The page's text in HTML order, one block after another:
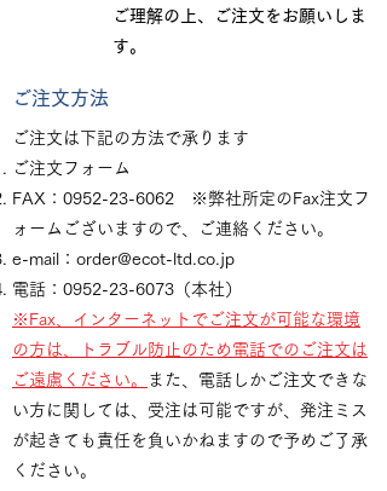
ご理解の上、ご注文をお願いしま
す。
ご注文方法
ご注文は下記の方法で承ります
ご注文フォーム
FAX：0952-23-6062 ※弊社所定のFax注文フ
ォームございますので、ご連絡ください。
e-mail： order@ecot-ltd.co.jp
​電話：0952-23-6073（本社）
※Fax、インターネットでご注文が可能な環境
の方は、トラブル防止のため電話でのご注文は
ご遠慮ください。
また、電話しかご注文できな
い方に関しては、受注は可能ですが、発注ミス
が起きても責任を負いかねますので予めご了承
ください。